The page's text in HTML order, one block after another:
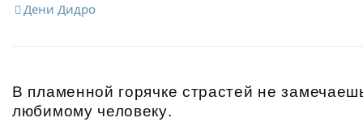
Дени Дидро
В пламенной горячке страстей не
любимому человеку.